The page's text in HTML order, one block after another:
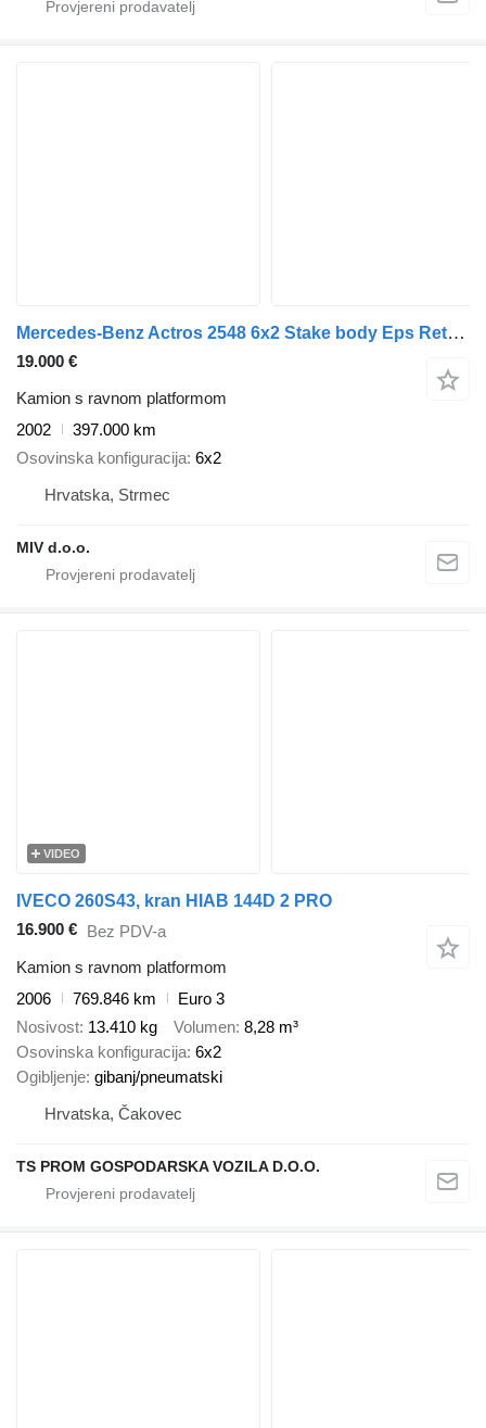
Mercedes-Benz Actros 2548 6x2 Stake body Eps Retarder Klima
19.000 €
Kamion s ravnom platformom
2002
397.000 km
Osovinska konfiguracija 6x2
Hrvatska, Strmec
MIV d.o.o.
VIDEO
IVECO 260S43, kran HIAB 144D 2 PRO
16.900 € Bez PDV-a
Kamion s ravnom platformom
2006
769.846 km
Euro 3
Nosivost 13.410 kg Volumen 8,28 m³
Osovinska konfiguracija 6x2
Ogibljenje gibanj/pneumatski
Hrvatska, Čakovec
TS PROM GOSPODARSKA VOZILA D.O.O.